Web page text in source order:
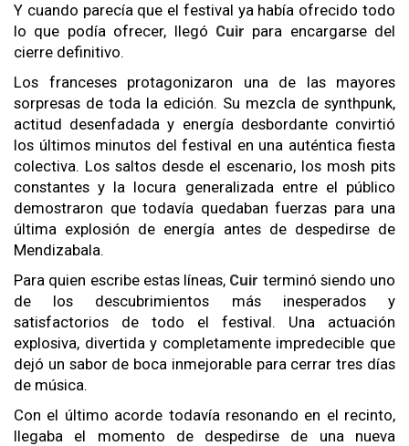
Y cuando parecía que el festival ya había ofrecido todo
lo que podía ofrecer, llegó Cuir para encargarse del
cierre definitivo.
Los franceses protagonizaron una de las mayores
sorpresas de toda la edición. Su mezcla de synthpunk,
actitud desenfadada y energía desbordante convirtió
los últimos minutos del festival en una auténtica fiesta
colectiva. Los saltos desde el escenario, los mosh pits
constantes y la locura generalizada entre el público
demostraron que todavía quedaban fuerzas para una
última explosión de energía antes de despedirse de
Mendizabala.
Para quien escribe estas líneas, Cuir terminó siendo uno
de los descubrimientos más inesperados y
satisfactorios de todo el festival. Una actuación
explosiva, divertida y completamente impredecible que
dejó un sabor de boca inmejorable para cerrar tres días
de música.
Con el último acorde todavía resonando en el recinto,
llegaba el momento de despedirse de una nueva